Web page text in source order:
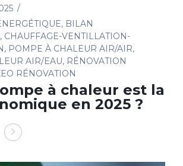
, BILAN
, CHAUFFAGE-VENTILLATION-
, POMPE À CHALEUR AIR/AIR,
AIR/EAU, RÉNOVATION
RÉNOVATION
à chaleur est la
en 2025 ?